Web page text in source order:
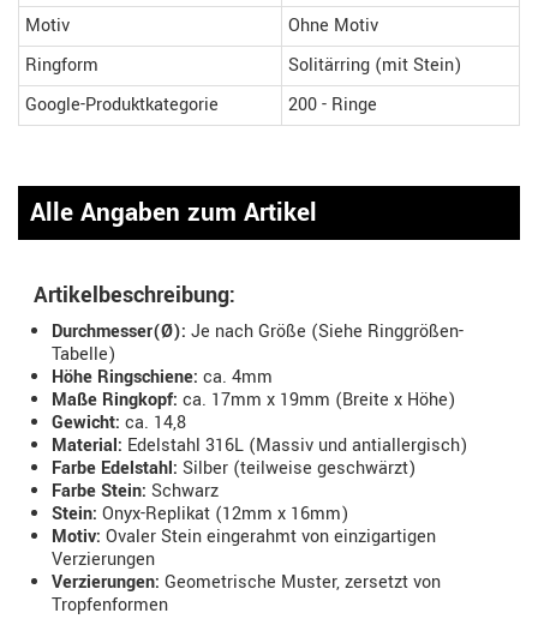
Motiv
Ohne Motiv
Ringform
Solitärring (mit Stein)
Google-Produktkategorie
200 - Ringe
Alle Angaben zum Artikel
Artikelbeschreibung:
Durchmesser(Ø): Je nach Größe (Siehe Ringgrößen-
Tabelle)
Höhe Ringschiene: ca. 4mm
Maße Ringkopf: ca. 17mm x 19mm (Breite x Höhe)
Gewicht: ca. 14,8
Material: Edelstahl 316L (Massiv und antiallergisch)
Farbe Edelstahl: Silber (teilweise geschwärzt)
Farbe Stein: Schwarz
Stein: Onyx-Replikat (12mm x 16mm)
Motiv: Ovaler Stein eingerahmt von einzigartigen
Verzierungen
Verzierungen: Geometrische Muster, zersetzt von
Tropfenformen